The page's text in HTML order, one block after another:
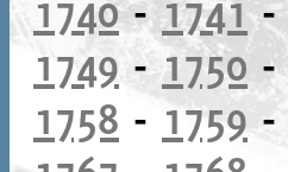
1740-1741
1749 -1750
1758 - 1759 -